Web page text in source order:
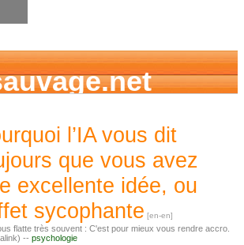
l’IA vous dit
que vous avez
excellente idée, ou
sycophante
flatte très souvent : C'est pour mieux vous rendre accro.
-- psychologie